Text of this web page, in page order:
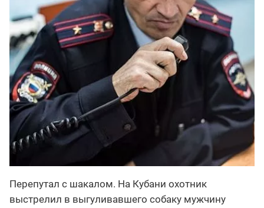
Перепутал с шакалом. На Кубани охотник
выстрелил в выгуливавшего собаку мужчину